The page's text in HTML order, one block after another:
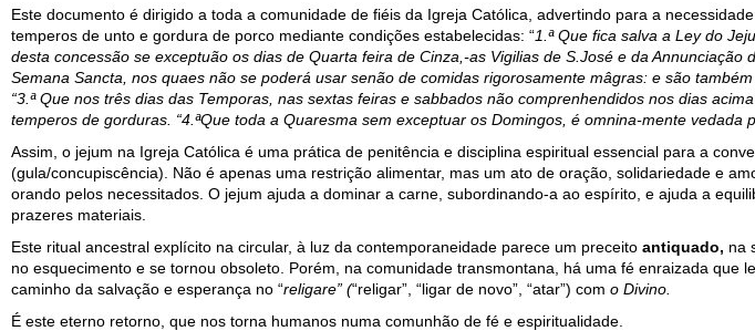
Este documento é dirigido a toda a comunidade de fiéis da Igreja Católica, advertindo para a
temperos de unto e gordura de porco mediante condições estabelecidas: “1.ª Que fica salva a Ley do
desta concessão se exceptuão os dias de Quarta feira de Cinza,-as Vigilias de S.José e da Annunciação
Semana Sancta, nos quaes não se poderá usar senão de comidas rigorosamente mâgras: e são
“3.ª Que nos três dias das Temporas, nas sextas feiras e sabbados não comprenhendidos nos dias
temperos de gorduras. “4.ªQue toda a Quaresma sem exceptuar os Domingos, é omnina-mente
Assim, o jejum na Igreja Católica é uma prática de penitência e disciplina espiritual essencial para a
(gula/concupiscência). Não é apenas uma restrição alimentar, mas um ato de oração, solidariedade e
orando pelos necessitados. O jejum ajuda a dominar a carne, subordinando-a ao espírito, e ajuda a
prazeres materiais.
Este ritual ancestral explícito na circular, à luz da contemporaneidade parece um preceito antiquado, na
no esquecimento e se tornou obsoleto. Porém, na comunidade transmontana, há uma fé enraizada que
caminho da salvação e esperança no “religare” (“religar”, “ligar de novo”, “atar”) com o Divino.
É este eterno retorno, que nos torna humanos numa comunhão de fé e espiritualidade.